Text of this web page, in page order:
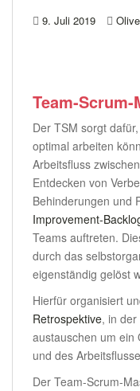
9. Juli 2019
Team-Scrum-
Der TSM sorgt
optimal arbeiten
Arbeitsfluss
Entdecken von
Behinderungen und
Improvement-
Teams auftreten.
durch das
eigenständig gelöst
Hierfür organisiert
Retrospektive, in
austauschen um ein
und des
Der Team-Scrum-